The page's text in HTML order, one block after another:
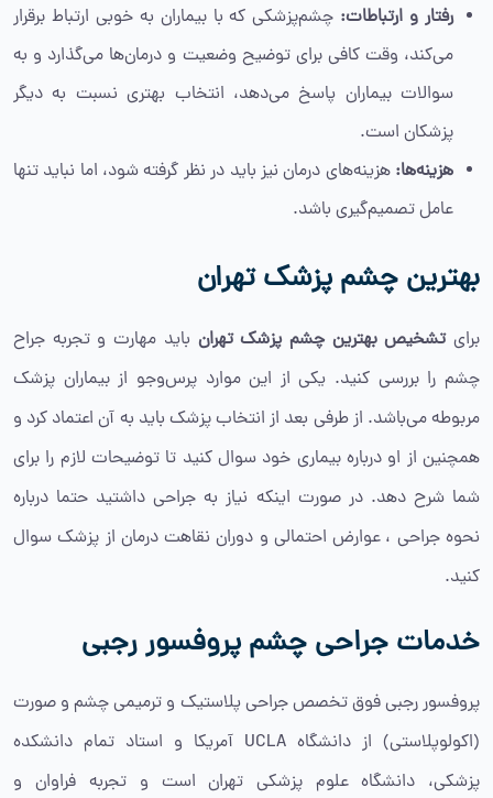
رفتار و ارتباطات: چشم‌پزشکی که با بیماران به خوبی ارتباط برقرار
می‌کند، وقت کافی برای توضیح وضعیت و درمان‌ها می‌گذارد و به
سوالات بیماران پاسخ می‌دهد، انتخاب بهتری نسبت به دیگر
پزشکان است.
هزینه‌ها: هزینه‌های درمان نیز باید در نظر گرفته شود، اما نباید تنها
عامل تصمیم‌گیری باشد.
بهترین چشم پزشک تهران
برایتشخیص بهترین چشم پزشک تهران باید مهارت و تجربه جراح
چشم را بررسی کنید. یکی از این موارد پرس‌وجو از بیماران پزشک
مربوطه می‌باشد. از طرفی بعد از انتخاب پزشک باید به آن اعتماد کرد و
همچنین از او درباره بیماری خود سوال کنید تا توضیحات لازم را برای
شما شرح دهد. در صورت اینکه نیاز به جراحی داشتید حتما درباره
نحوه جراحی ، عوارض احتمالی و دوران نقاهت درمان از پزشک سوال
کنید.
خدمات جراحی چشم پروفسور رجبی
پروفسور رجبی فوق تخصص جراحی پلاستیک و ترمیمی چشم و صورت
(اکولوپلاستی) از دانشگاه UCLA آمریکا و استاد تمام دانشکده
پزشکی، دانشگاه علوم پزشکی تهران است و تجربه فراوان و